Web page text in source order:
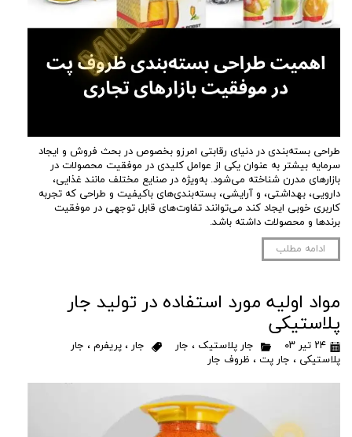
طراحی بسته‌بندی در دنیای رقابتی امرزو بخصوص در بحث فروش و ایجاد
سرمایه بیشتر به عنوان یکی از عوامل کلیدی در موفقیت محصولات در
بازارهای مدرن شناخته می‌شود. به‌ویژه در صنایع مختلف مانند غذایی،
دارویی، بهداشتی، و آرایشی، بسته‌بندی‌های باکیفیت و طراحی‌ که تجربه
کاربری خوبی ایجاد کند می‌توانند تفاوت‌های قابل توجهی در موفقیت
برندها و محصولات داشته باشد.
ادامه مطلب
مواد اولیه مورد استفاده در تولید جار
پلاستیکی
۲۴ تیر ۰۳ جار پلاستیک ، جار جار ، پریفرم ، جار
پلاستیکی ، جار پت ، ظروف جار